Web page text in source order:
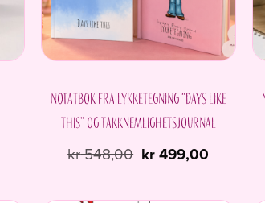
Notatbok fra Lykketegning “Days like
this” og Takknemlighetsjournal
kr548,00 Opprinnelig
kr499,00